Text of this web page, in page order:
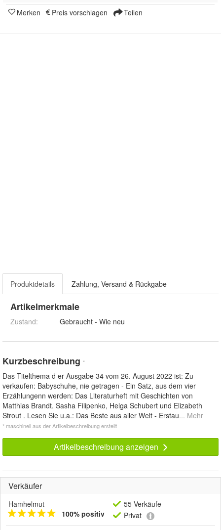
Merken
Preis vorschlagen Teilen
Produktdetails Zahlung, Versand & Rückgabe
Artikelmerkmale
Zustand: Gebraucht - Wie neu
Kurzbeschreibung *
Das Titelthema d er Ausgabe 34 vom 26. August 2022 ist: Zu
verkaufen: Babyschuhe, nie getragen - Ein Satz, aus dem vier
Erzählungenn werden: Das Literaturheft mit Geschichten von
Matthias Brandt. Sasha Filipenko, Helga Schubert und Elizabeth
Strout . Lesen Sie u.a.: Das Beste aus aller Welt - Erstau... Mehr
* maschinell aus der Artikelbeschreibung erstellt
Artikelbeschreibung anzeigen
Verkäufer
Hamhelmut
100% positiv
55 Verkäufe
Privat